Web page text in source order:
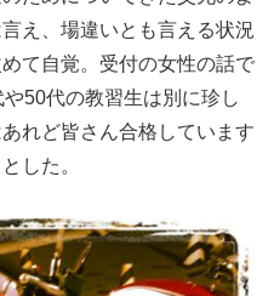
え、場違いとも言える状況
て自覚。受付の女性の話で
50代の教習生は別に珍し
れど皆さん合格しています
した。